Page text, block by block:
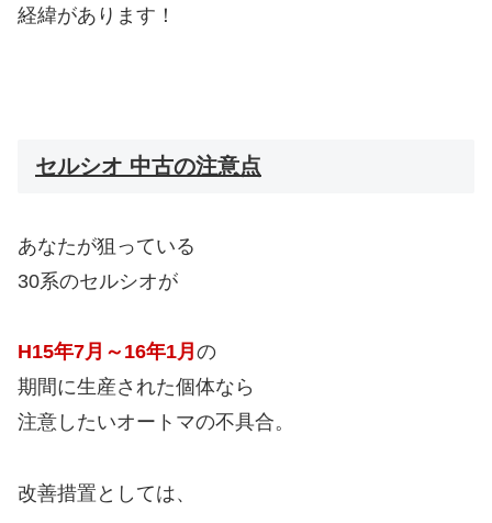
経緯があります！
セルシオ 中古の注意点
あなたが狙っている
30系のセルシオが
H15年7月～16年1月 の
期間に生産された個体なら
注意したいオートマの不具合。
改善措置としては、